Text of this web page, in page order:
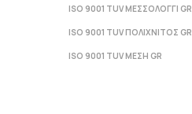
ISO 9001 TUV ΜΕΣΣΟΛΟΓΓΙ GR
ISO 9001 TUV ΠΟΛΙΧΝΙΤΟΣ GR
ISO 9001 TUV ΜΕΣΗ GR